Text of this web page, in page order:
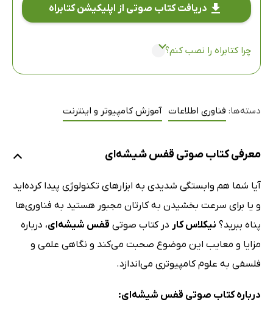
دریافت کتاب صوتی از اپلیکیشن کتابراه
چرا کتابراه را نصب کنم؟
دسته‌ها: فناوری اطلاعات آموزش کامپیوتر و اینترنت
معرفی کتاب صوتی قفس شیشه‌ای
آیا شما هم وابستگی شدیدی به ابزارهای تکنولوژی پیدا کرده‌اید
و یا برای سرعت بخشیدن به کارتان مجبور هستید به فناوری‌ها
پناه ببرید؟ نیکلاس کار در کتاب صوتی قفس شیشه‌ای، درباره
مزایا و معایب این موضوع صحبت می‌کند و نگاهی علمی و
فلسفی به علوم کامپیوتری می‌اندازد.
درباره کتاب صوتی قفس شیشه‌ای: